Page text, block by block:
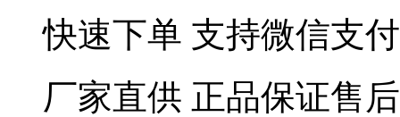
快速下单 支持微信支付
厂家直供 正品保证售